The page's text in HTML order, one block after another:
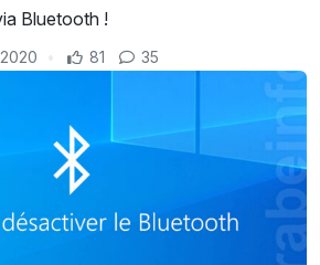
Bluetooth !
81 35